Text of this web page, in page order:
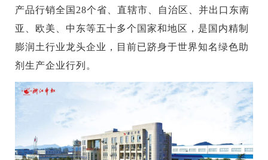
产品行销全国28个省、直辖市、自治区、并出口东南
亚、欧美、中东等五十多个国家和地区，是国内精制
膨润土行业龙头企业，目前已跻身于世界知名绿色助
剂生产企业行列。